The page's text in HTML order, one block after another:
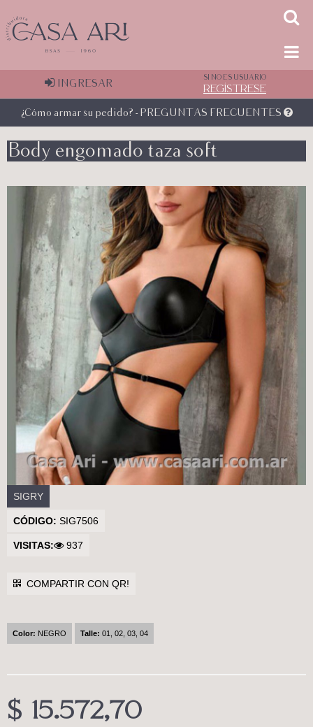
Casa Ari>
INGRESAR
SI NO ES USUARIO
REGÍSTRESE
¿Cómo armar su pedido? - PREGUNTAS FRECUENTES
Body engomado taza soft
SIGRY
CÓDIGO: SIG7506
VISITAS: 937
COMPARTIR CON QR!
Color: NEGRO Talle: 01, 02, 03, 04
$ 15.572,70